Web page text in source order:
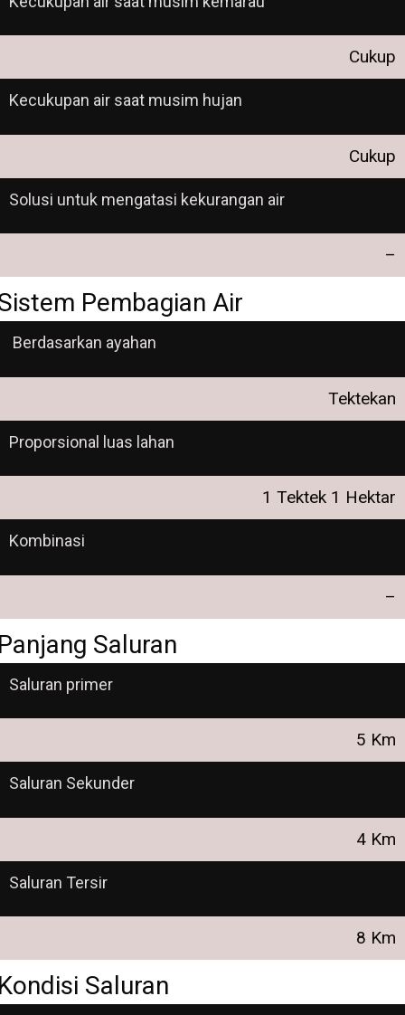
Cukup
Kecukupan air saat musim hujan
Cukup
Solusi untuk mengatasi kekurangan air
–
Pembagian Air
Berdasarkan ayahan
Tektekan
Proporsional luas lahan
1 Tektek 1 Hektar
Kombinasi
–
Saluran
Saluran primer
5 Km
Saluran Sekunder
4 Km
Saluran Tersir
8 Km
Saluran